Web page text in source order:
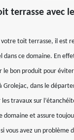
terrasse avec
votre toit terrasse, il est
ce domaine. En
bon produit pour
Grolejac, dans le
les travaux sur
domaine et assure
vous avez un problème